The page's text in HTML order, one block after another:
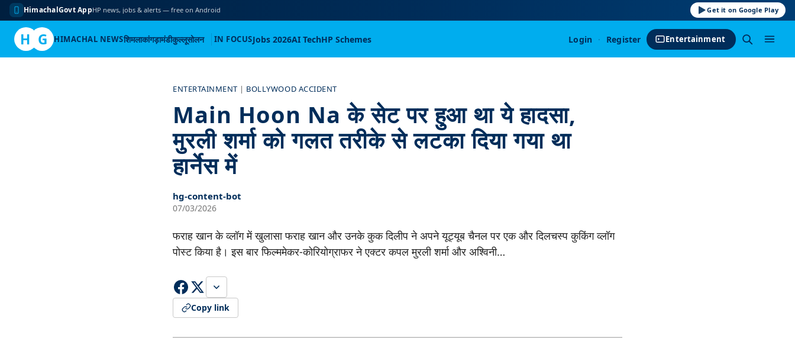
HimachalGovt AppHP news, jobs & alerts — free on Android Get it on Google Play
H G HIMACHAL NEWSशिमलाकांगड़ामंडीकुल्लूसोलन IN FOCUSJobs 2026AI TechHP Schemes Login · Register Entertainment
ENTERTAINMENT | BOLLYWOOD ACCIDENT
Main Hoon Na के सेट पर हुआ था ये हादसा,
मुरली शर्मा को गलत तरीके से लटका दिया गया था
हार्नेस में
hg-content-bot
07/03/2026
फराह खान के व्लॉग में खुलासा फराह खान और उनके कुक दिलीप ने अपने यूट्यूब चैनल पर एक और दिलचस्प कुकिंग व्लॉग
पोस्ट किया है। इस बार फिल्ममेकर-कोरियोग्राफर ने एक्टर कपल मुरली शर्मा और अश्विनी…
Copy link